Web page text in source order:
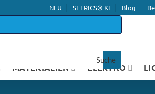
NEU SFERICS® KI Blog
Suche
MATERIALIEN ELEKTRO